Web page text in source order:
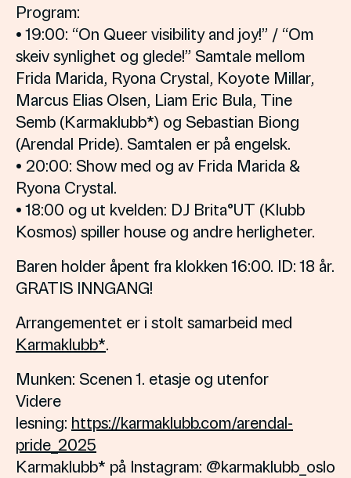
Program:
• 19:00: “On Queer visibility and joy!” / “Om
skeiv synlighet og glede!” Samtale mellom
Frida Marida, Ryona Crystal, Koyote Millar,
Marcus Elias Olsen, Liam Eric Bula, Tine
Semb (Karmaklubb*) og Sebastian Biong
(Arendal Pride). Samtalen er på engelsk.
• 20:00: Show med og av Frida Marida &
Ryona Crystal.
• 18:00 og ut kvelden: DJ Brita°UT (Klubb
Kosmos) spiller house og andre herligheter.
Baren holder åpent fra klokken 16:00. ID: 18 år.
GRATIS INNGANG!
Arrangementet er i stolt samarbeid med
Karmaklubb*.
Munken: Scenen 1. etasje og utenfor
Videre
lesning: https://karmaklubb.com/arendal-
pride_2025
Karmaklubb* på Instagram: @karmaklubb_oslo